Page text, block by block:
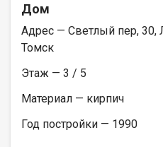
Дом
Адрес — Светлый пер, 30,
Томск
Этаж — 3 / 5
Материал — кирпич
Год постройки — 1990